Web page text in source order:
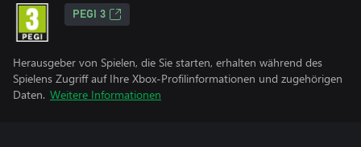
PEGI 3
Herausgeber von Spielen, die Sie starten, erhalten während des
Spielens Zugriff auf Ihre Xbox-Profilinformationen und zugehörigen
Daten. Weitere Informationen